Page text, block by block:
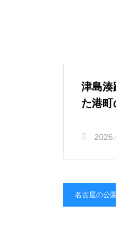
津島湊
た港町
名古屋の公